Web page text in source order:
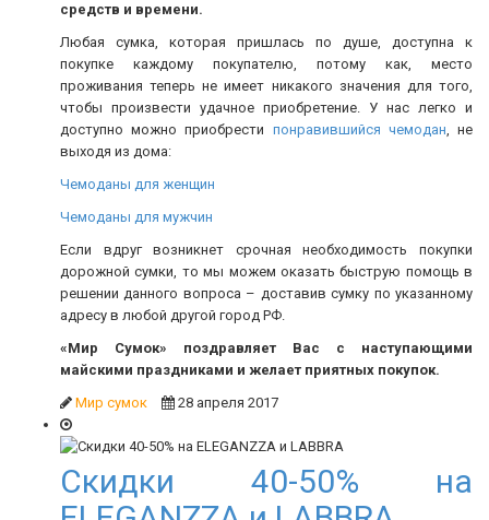
средств и времени.
Любая сумка, которая пришлась по душе, доступна к
покупке каждому покупателю, потому как, место
проживания теперь не имеет никакого значения для того,
чтобы произвести удачное приобретение. У нас легко и
доступно можно приобрести понравившийся чемодан, не
выходя из дома:
Чемоданы для женщин
Чемоданы для мужчин
Если вдруг возникнет срочная необходимость покупки
дорожной сумки, то мы можем оказать быструю помощь в
решении данного вопроса – доставив сумку по указанному
адресу в любой другой город РФ.
«Мир Сумок» поздравляет Вас с наступающими
майскими праздниками и желает приятных покупок.
Мир сумок
28 апреля 2017
Скидки 40-50% на